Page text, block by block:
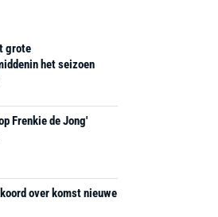
grote
het seizoen
Frenkie de Jong'
over komst nieuwe